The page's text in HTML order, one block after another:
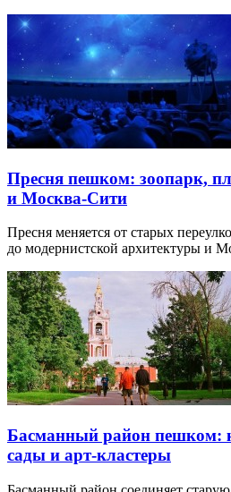
Пресня пешком: зоопарк,
и Москва-Сити
Пресня меняется от старых
до модернистской архитектуры и
Басманный район пешком:
сады и арт-кластеры